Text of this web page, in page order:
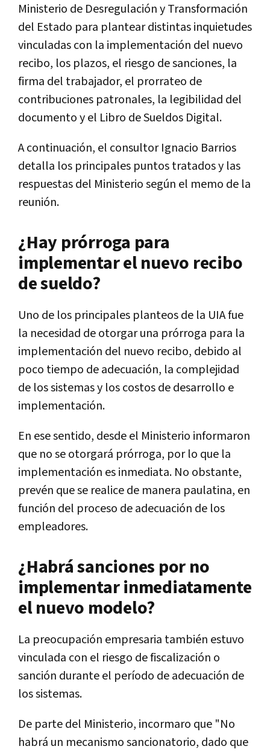
Ministerio de Desregulación y Transformación
del Estado para plantear distintas inquietudes
vinculadas con la implementación del nuevo
recibo, los plazos, el riesgo de sanciones, la
firma del trabajador, el prorrateo de
contribuciones patronales, la legibilidad del
documento y el Libro de Sueldos Digital.
A continuación, el consultor Ignacio Barrios
detalla los principales puntos tratados y las
respuestas del Ministerio según el memo de la
reunión.
¿Hay prórroga para
implementar el nuevo recibo
de sueldo?
Uno de los principales planteos de la UIA fue
la necesidad de otorgar una prórroga para la
implementación del nuevo recibo, debido al
poco tiempo de adecuación, la complejidad
de los sistemas y los costos de desarrollo e
implementación.
En ese sentido, desde el Ministerio informaron
que no se otorgará prórroga, por lo que la
implementación es inmediata. No obstante,
prevén que se realice de manera paulatina, en
función del proceso de adecuación de los
empleadores.
¿Habrá sanciones por no
implementar inmediatamente
el nuevo modelo?
La preocupación empresaria también estuvo
vinculada con el riesgo de fiscalización o
sanción durante el período de adecuación de
los sistemas.
De parte del Ministerio, incormaro que "No
habrá un mecanismo sancionatorio, dado que